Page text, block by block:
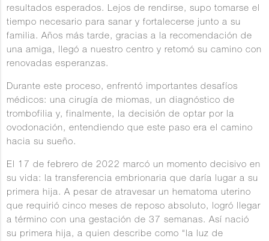
resultados esperados. Lejos de rendirse, supo tomarse el
tiempo necesario para sanar y fortalecerse junto a su
familia. Años más tarde, gracias a la recomendación de
una amiga, llegó a nuestro centro y retomó su camino con
renovadas esperanzas.
Durante este proceso, enfrentó importantes desafíos
médicos: una cirugía de miomas, un diagnóstico de
trombofilia y, finalmente, la decisión de optar por la
ovodonación, entendiendo que este paso era el camino
hacia su sueño.
El 17 de febrero de 2022 marcó un momento decisivo en
su vida: la transferencia embrionaria que daría lugar a su
primera hija. A pesar de atravesar un hematoma uterino
que requirió cinco meses de reposo absoluto, logró llegar
a término con una gestación de 37 semanas. Así nació
su primera hija, a quien describe como “la luz de